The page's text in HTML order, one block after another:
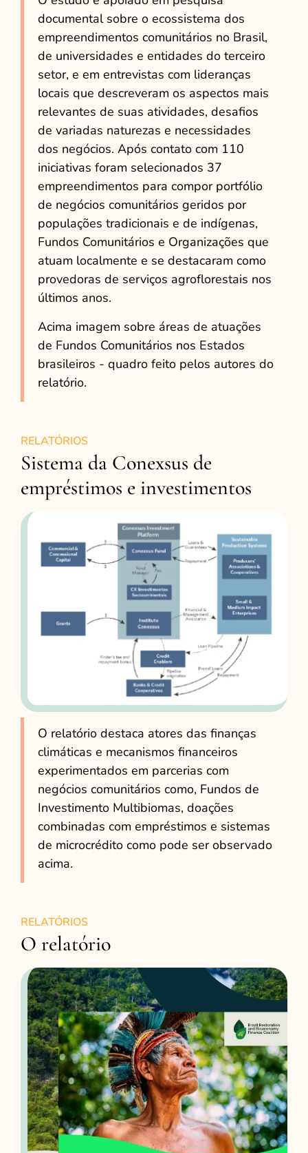
documental sobre o ecossistema dos
empreendimentos comunitários no Brasil,
de universidades e entidades do terceiro
setor, e em entrevistas com lideranças
locais que descreveram os aspectos mais
relevantes de suas atividades, desafios
de variadas naturezas e necessidades
dos negócios. Após contato com 110
iniciativas foram selecionados 37
empreendimentos para compor portfólio
de negócios comunitários geridos por
populações tradicionais e de indígenas,
Fundos Comunitários e Organizações que
atuam localmente e se destacaram como
provedoras de serviços agroflorestais nos
últimos anos.
Acima imagem sobre áreas de atuações
de Fundos Comunitários nos Estados
brasileiros - quadro feito pelos autores do
relatório.
RELATÓRIOS
Sistema da Conexsus de
empréstimos e investimentos
O relatório destaca atores das finanças
climáticas e mecanismos financeiros
experimentados em parcerias com
negócios comunitários como, Fundos de
Investimento Multibiomas, doações
combinadas com empréstimos e sistemas
de microcrédito como pode ser observado
acima.
RELATÓRIOS
O relatório